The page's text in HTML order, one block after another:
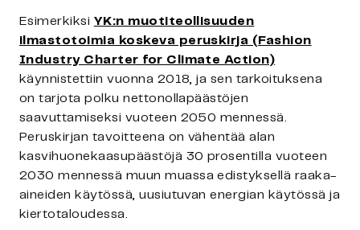
Esimerkiksi YK:n muotiteollisuuden
ilmastotoimia koskeva peruskirja (Fashion
Industry Charter for Climate Action)
käynnistettiin vuonna 2018, ja sen tarkoituksena
on tarjota polku nettonollapäästöjen
saavuttamiseksi vuoteen 2050 mennessä.
Peruskirjan tavoitteena on vähentää alan
kasvihuonekaasupäästöjä 30 prosentilla vuoteen
2030 mennessä muun muassa edistyksellä raaka-
aineiden käytössä, uusiutuvan energian käytössä ja
kiertotaloudessa.